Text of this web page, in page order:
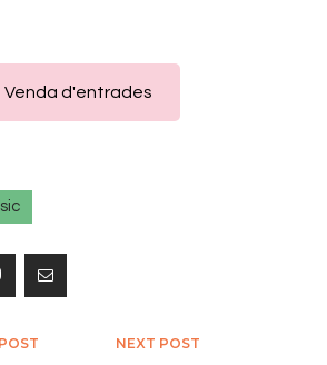
Venda d'entrades
NEXT POST